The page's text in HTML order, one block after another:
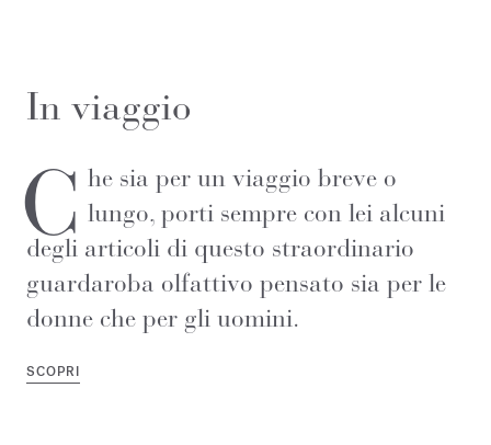
In viaggio
C he sia per un viaggio breve o
lungo, porti sempre con lei alcuni
degli articoli di questo straordinario
guardaroba olfattivo pensato sia per le
donne che per gli uomini.
SCOPRI